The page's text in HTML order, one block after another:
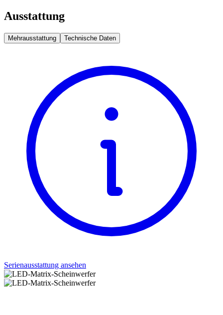
Ausstattung
Mehrausstattung Technische Daten
Serienausstattung ansehen